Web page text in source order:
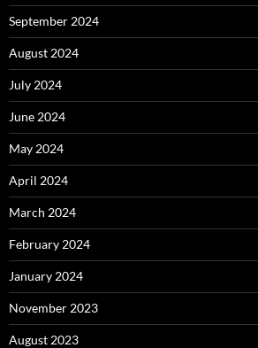
September 2024
August 2024
July 2024
June 2024
May 2024
April 2024
March 2024
February 2024
January 2024
November 2023
August 2023